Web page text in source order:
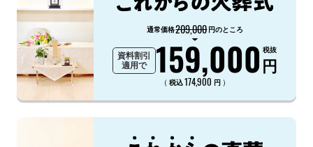
通常価格209,000円のところ
資料割引
適用で
159,000円
税抜
（ 税込174,900 円 ）